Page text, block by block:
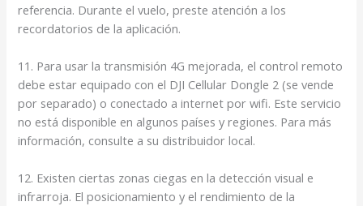
referencia. Durante el vuelo, preste atención a los
recordatorios de la aplicación.
11. Para usar la transmisión 4G mejorada, el control remoto
debe estar equipado con el DJI Cellular Dongle 2 (se vende
por separado) o conectado a internet por wifi. Este servicio
no está disponible en algunos países y regiones. Para más
información, consulte a su distribuidor local.
12. Existen ciertas zonas ciegas en la detección visual e
infrarroja. El posicionamiento y el rendimiento de la